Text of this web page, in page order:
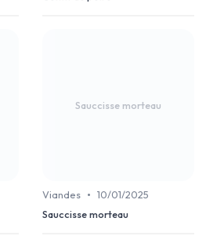
Sauccisse morteau
Viandes • 10/01/2025
Sauccisse morteau